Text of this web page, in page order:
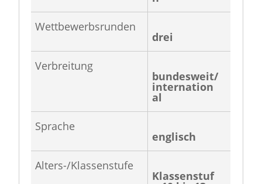
Wettbewerbsrunden
drei
Verbreitung
bundesweit/
internation
al
Sprache
englisch
Alters-/Klassenstufe
Klassenstuf